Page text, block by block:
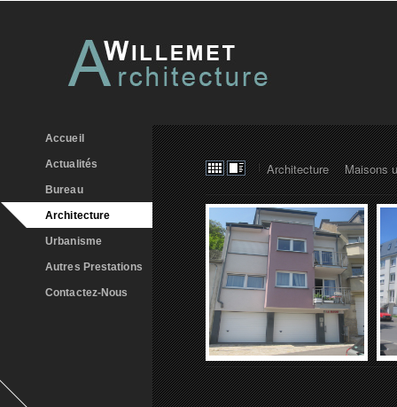
Accueil
Actualités
Bureau
Architecture
Urbanisme
Autres Prestations
Contactez-Nous
Architecture Maisons